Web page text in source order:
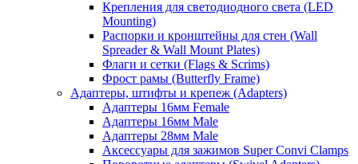
Крепления для светодиодного света (LED
Mounting)
Распорки и кронштейны для стен (Wall
Spreader & Wall Mount Plates)
Флаги и сетки (Flags & Scrims)
Фрост рамы (Butterfly Frame)
Адаптеры, штифты и крепеж (Adapters)
Адаптеры 16мм Female
Адаптеры 16мм Male
Адаптеры 28мм Male
Аксессуары для зажимов Super Convi Clamps